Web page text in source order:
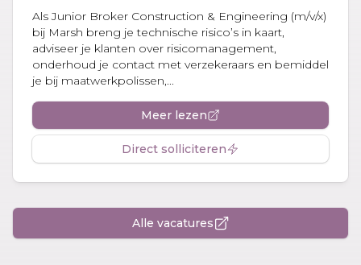
Als Junior Broker Construction & Engineering (m/v/x)
bij Marsh breng je technische risico’s in kaart,
adviseer je klanten over risicomanagement,
onderhoud je contact met verzekeraars en bemiddel
je bij maatwerkpolissen,...
Meer lezen
Direct solliciteren
Alle vacatures